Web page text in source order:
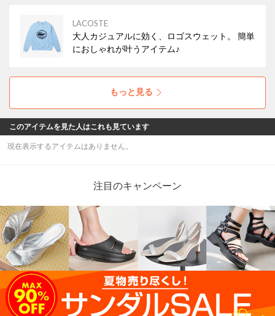
LACOSTE
大人カジュアルに効く、ロゴスウェット。 簡単
におしゃれが叶うアイテム♪
もっと見る
このアイテムを見た人はこれも見ています
現在表示するアイテムはありません。
注目のキャンペーン